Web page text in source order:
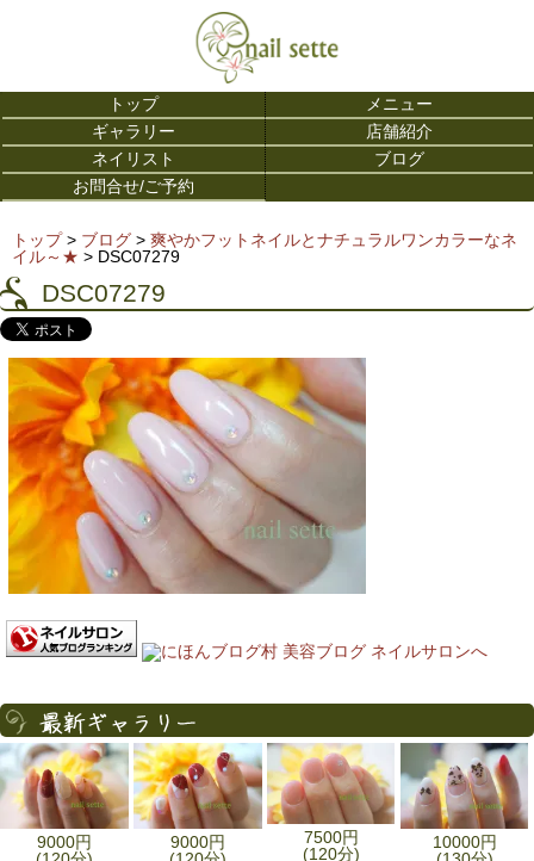
トップ
メニュー
ギャラリー
店舗紹介
ネイリスト
ブログ
お問合せ/ご予約
トップ> ブログ > 爽やかフットネイルとナチュラルワンカラーなネ
イル～★ > DSC07279
DSC07279
9000円
9000円
7500円
(120分)
10000円